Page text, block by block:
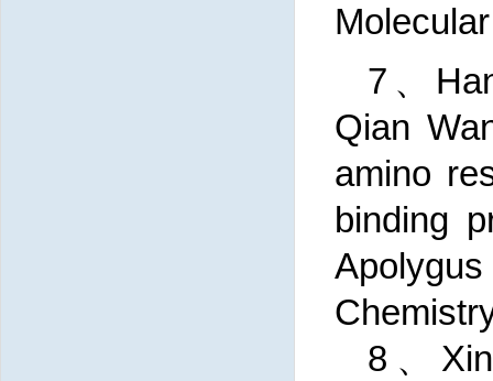
7、
Qian
amino
binding
8、